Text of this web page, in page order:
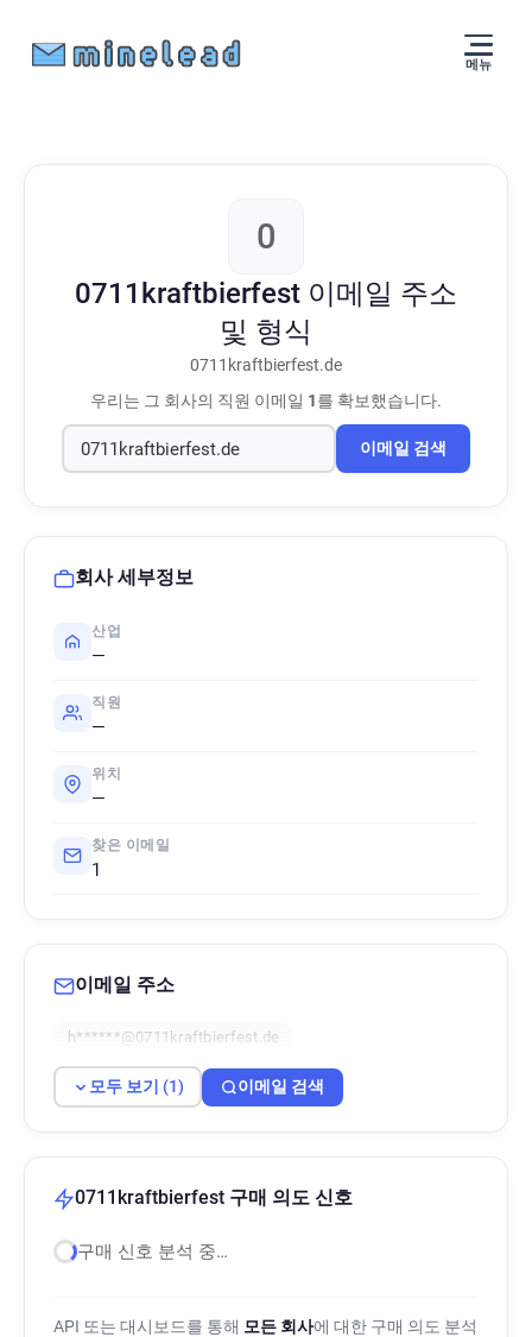
메뉴
0
0711kraftbierfest 이메일 주소
및 형식
0711kraftbierfest.de
우리는 그 회사의 직원 이메일 1를 확보했습니다.
이메일 검색
회사 세부정보
산업
—
직원
—
위치
—
찾은 이메일
1
이메일 주소
h******@0711kraftbierfest.de
모두 보기 (1) 이메일 검색
0711kraftbierfest 구매 의도 신호
구매 신호 분석 중…
API 또는 대시보드를 통해 모든 회사에 대한 구매 의도 분석